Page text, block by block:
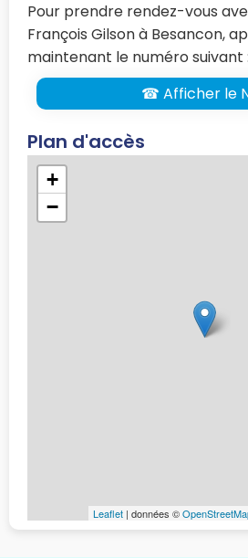
Pour prendre rendez-vous
François Gilson à Besancon,
maintenant le numéro suivant :
☎ Afficher le
Plan d'accès
+
−
Leaflet | données ©